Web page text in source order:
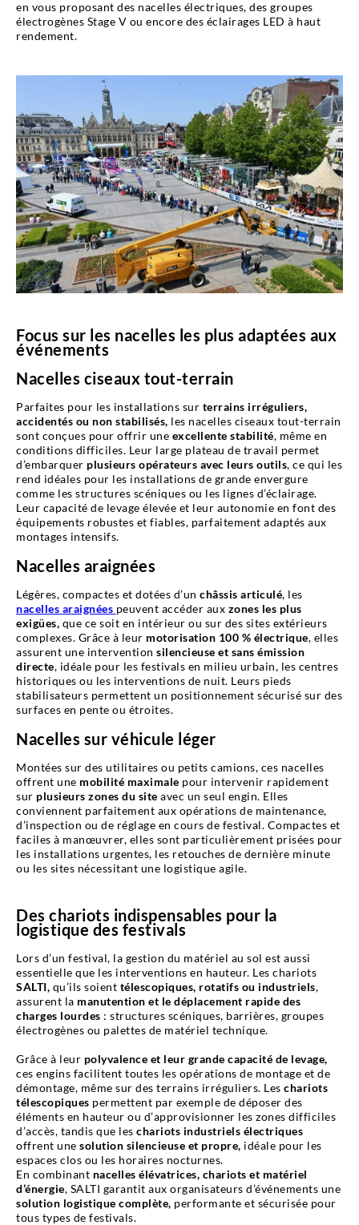
en vous proposant des nacelles électriques, des groupes
électrogènes Stage V ou encore des éclairages LED à haut
rendement.
Focus sur les nacelles les plus adaptées aux
événements
Nacelles ciseaux tout-terrain
Parfaites pour les installations sur terrains irréguliers,
accidentés ou non stabilisés, les nacelles ciseaux tout-terrain
sont conçues pour offrir une excellente stabilité, même en
conditions difficiles. Leur large plateau de travail permet
d’embarquer plusieurs opérateurs avec leurs outils, ce qui les
rend idéales pour les installations de grande envergure
comme les structures scéniques ou les lignes d’éclairage.
Leur capacité de levage élevée et leur autonomie en font des
équipements robustes et fiables, parfaitement adaptés aux
montages intensifs.
Nacelles araignées
Légères, compactes et dotées d’un châssis articulé, les
nacelles araignées peuvent accéder aux zones les plus
exigües, que ce soit en intérieur ou sur des sites extérieurs
complexes. Grâce à leur motorisation 100 % électrique, elles
assurent une intervention silencieuse et sans émission
directe, idéale pour les festivals en milieu urbain, les centres
historiques ou les interventions de nuit. Leurs pieds
stabilisateurs permettent un positionnement sécurisé sur des
surfaces en pente ou étroites.
Nacelles sur véhicule léger
Montées sur des utilitaires ou petits camions, ces nacelles
offrent une mobilité maximale pour intervenir rapidement
sur plusieurs zones du site avec un seul engin. Elles
conviennent parfaitement aux opérations de maintenance,
d’inspection ou de réglage en cours de festival. Compactes et
faciles à manœuvrer, elles sont particulièrement prisées pour
les installations urgentes, les retouches de dernière minute
ou les sites nécessitant une logistique agile.
Des chariots indispensables pour la
logistique des festivals
Lors d’un festival, la gestion du matériel au sol est aussi
essentielle que les interventions en hauteur. Les chariots
SALTI, qu’ils soient télescopiques, rotatifs ou industriels,
assurent la manutention et le déplacement rapide des
charges lourdes : structures scéniques, barrières, groupes
électrogènes ou palettes de matériel technique.
Grâce à leur polyvalence et leur grande capacité de levage,
ces engins facilitent toutes les opérations de montage et de
démontage, même sur des terrains irréguliers. Les chariots
télescopiques permettent par exemple de déposer des
éléments en hauteur ou d’approvisionner les zones difficiles
d’accès, tandis que les chariots industriels électriques
offrent une solution silencieuse et propre, idéale pour les
espaces clos ou les horaires nocturnes.
En combinant nacelles élévatrices, chariots et matériel
d’énergie, SALTI garantit aux organisateurs d’événements une
solution logistique complète, performante et sécurisée pour
tous types de festivals.